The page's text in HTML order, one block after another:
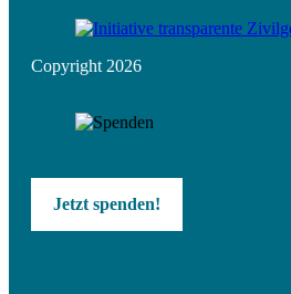
Copyright 2026
Jetzt spenden!